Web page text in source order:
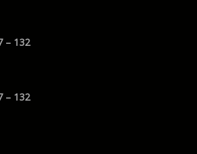
– 132
– 132